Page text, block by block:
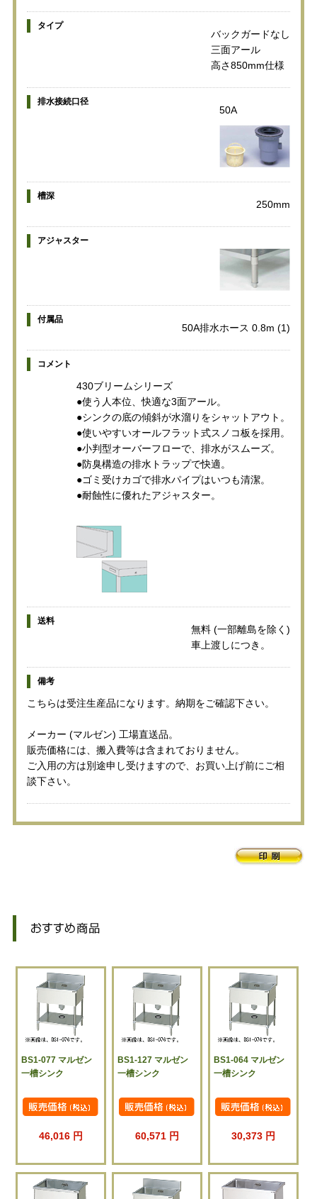
タイプ
バックガードなし
三面アール
高さ850mm仕様
排水接続口径
50A
槽深
250mm
アジャスター
付属品
50A排水ホース 0.8m (1)
コメント
430ブリームシリーズ
●使う人本位、快適な3面アール。
●シンクの底の傾斜が水溜りをシャットアウト。
●使いやすいオールフラット式スノコ板を採用。
●小判型オーバーフローで、排水がスムーズ。
●防臭構造の排水トラップで快適。
●ゴミ受けカゴで排水パイプはいつも清潔。
●耐蝕性に優れたアジャスター。
送料
無料 (一部離島を除く)
車上渡しにつき。
備考
こちらは受注生産品になります。納期をご確認下さい。
メーカー (マルゼン) 工場直送品。
販売価格には、搬入費等は含まれておりません。
ご入用の方は別途申し受けますので、お買い上げ前にご相
談下さい。
BS1-077 マルゼン
一槽シンク
46,016 円
BS1-127 マルゼン
一槽シンク
60,571 円
BS1-064 マルゼン
一槽シンク
30,373 円